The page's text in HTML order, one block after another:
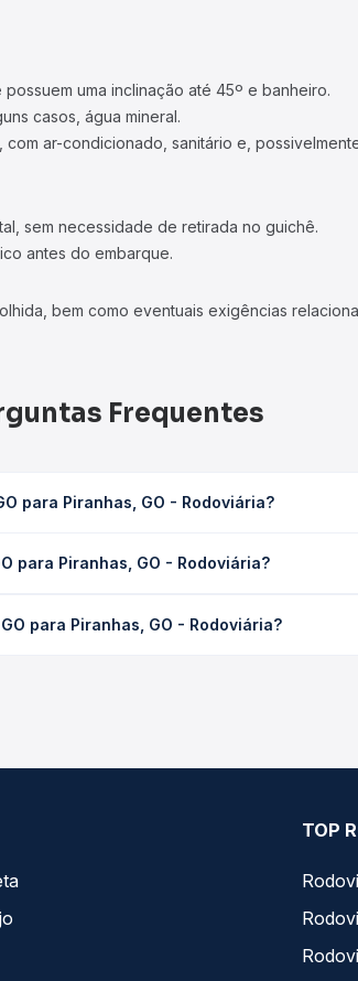
uma inclinação até 45º e banheiro.
casos, água mineral.
ar-condicionado, sanitário e,
sem necessidade de retirada no guichê.
antes do embarque.
bem como eventuais exigências
Frequentes
para Piranhas, GO - Rodoviária?
você consulta os horários
para Piranhas, GO - Rodoviária?
compara os preços de todas as viações em
para Piranhas, GO - Rodoviária?
TOP